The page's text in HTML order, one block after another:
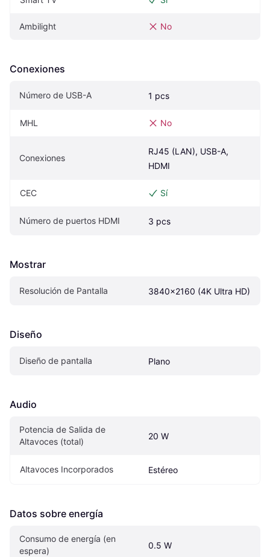
Ambilight No
Conexiones
Número de USB-A 1 pcs
MHL No
Conexiones
RJ45 (LAN), USB-A,
HDMI
CEC Sí
Número de puertos HDMI 3 pcs
Mostrar
Resolución de Pantalla 3840x2160 (4K Ultra HD)
Diseño
Diseño de pantalla Plano
Audio
Potencia de Salida de
Altavoces (total)
20 W
Altavoces Incorporados Estéreo
Datos sobre energía
Consumo de energía (en
espera)
0.5 W